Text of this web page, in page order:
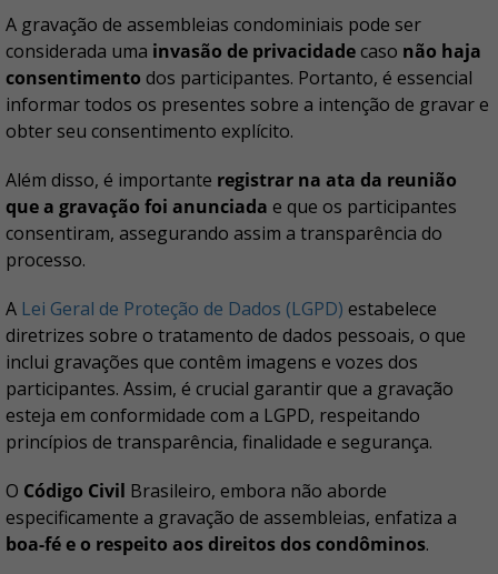
A gravação de assembleias condominiais pode ser
considerada uma invasão de privacidadecaso não haja
consentimento dos participantes. Portanto, é essencial
informar todos os presentes sobre a intenção de gravar e
obter seu consentimento explícito.
Além disso, é importante registrar na ata da reunião
que a gravação foi anunciada e que os participantes
consentiram, assegurando assim a transparência do
processo.
A Lei Geral de Proteção de Dados (LGPD) estabelece
diretrizes sobre o tratamento de dados pessoais, o que
inclui gravações que contêm imagens e vozes dos
participantes. Assim, é crucial garantir que a gravação
esteja em conformidade com a LGPD, respeitando
princípios de transparência, finalidade e segurança.
O Código Civil Brasileiro, embora não aborde
especificamente a gravação de assembleias, enfatiza a
boa-fé e o respeito aos direitos dos condôminos.